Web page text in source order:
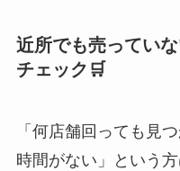
近所でも売ってい
チェック🛒
「何店舗回っても見
時間がない」という